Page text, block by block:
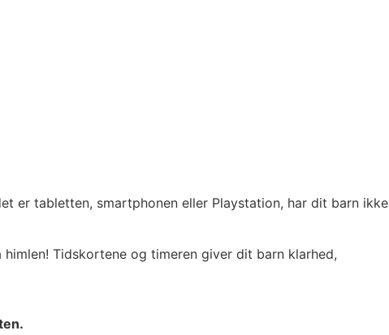
er tabletten, smartphonen eller Playstation, har dit barn ikke
Tidskortene og timeren giver dit barn klarhed,